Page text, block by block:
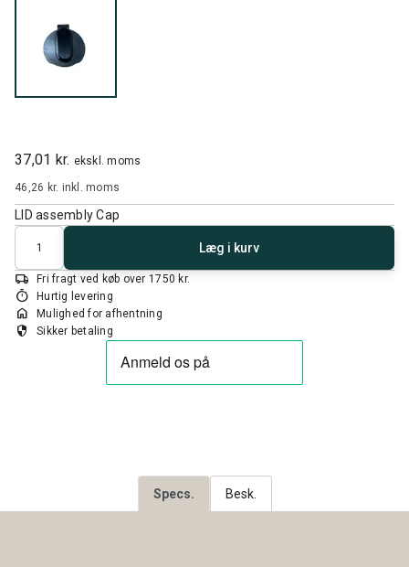
37,01 kr. ekskl. moms
46,26 kr. inkl. moms
LID assembly Cap
Antal
Læg i kurv
local_shipping Fri fragt ved køb over 1750 kr.
timer Hurtig levering
home Mulighed for afhentning
security Sikker betaling
Specs. Besk.